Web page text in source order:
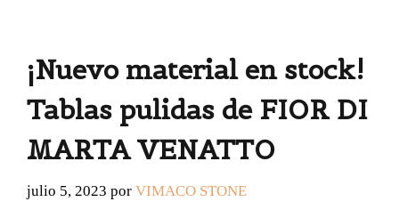
¡Nuevo material en stock!
Tablas pulidas de FIOR DI
MARTA VENATTO
julio 5, 2023 por VIMACO STONE